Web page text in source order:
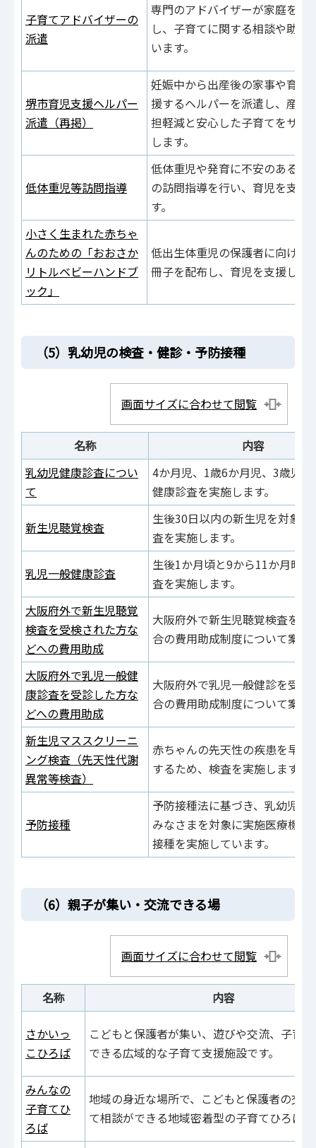
子育てアドバイザーの
派遣
専門のアドバイザーが家庭を訪
し、子育てに関する相談や助言
います。
堺市育児支援ヘルパー
派遣（再掲）
妊娠中から出産後の家事や育児
援するヘルパーを派遣し、産後
担軽減と安心した子育てをサポ
します。
低体重児等訪問指導
低体重児や発育に不安のある乳
の訪問指導を行い、育児を支援
す。
小さく生まれた赤ちゃ
んのための「おおさか
リトルベビーハンドブ
ック」
低出生体重児の保護者に向けた
冊子を配布し、育児を支援しま
（5）乳幼児の検査・健診・予防接種
画面サイズに合わせて閲覧
名称
内容
乳幼児健康診査につい
て
4か月児、1歳6か月児、3歳児
健康診査を実施します。
新生児聴覚検査
生後30日以内の新生児を対象に
査を実施します。
乳児一般健康診査
生後1か月頃と9から11か月時
査を実施します。
大阪府外で新生児聴覚
検査を受検された方な
どへの費用助成
大阪府外で新生児聴覚検査を受
合の費用助成制度について案内
大阪府外で乳児一般健
康診査を受診した方な
どへの費用助成
大阪府外で乳児一般健診を受診
合の費用助成制度について案内
新生児マススクリーニ
ング検査（先天性代謝
異常等検査）
赤ちゃんの先天性の疾患を早期
するため、検査を実施します。
予防接種
予防接種法に基づき、乳幼児等
みなさまを対象に実施医療機関
接種を実施しています。
（6）親子が集い・交流できる場
画面サイズに合わせて閲覧
名称 内容
さかいっ
こひろば
こどもと保護者が集い、遊びや交流、子育
できる広域的な子育て支援施設です。
みんなの
子育てひ
ろば
地域の身近な場所で、こどもと保護者の交
て相談ができる地域密着型の子育てひろば